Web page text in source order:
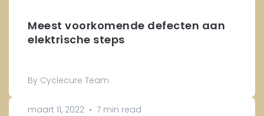
Meest voorkomende defecten aan
elektrische steps
By Cyclecure Team
maart 11, 2022 • 7 min read